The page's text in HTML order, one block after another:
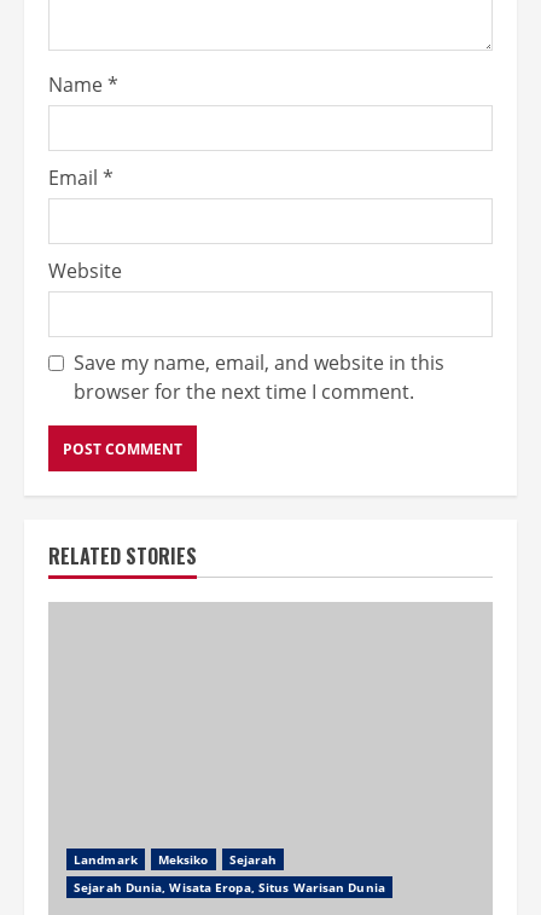
Name*
Email *
Website
Save my name, email, and website in this
browser for the next time I comment.
RELATED STORIES
Landmark Meksiko
Sejarah
Sejarah Dunia, Wisata Eropa, Situs Warisan Dunia